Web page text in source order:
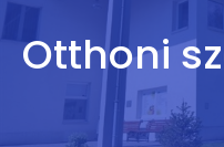
Otthoni